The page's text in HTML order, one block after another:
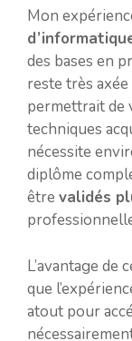
Mon
des bases en
reste très
permettrait de
techniques
nécessite
diplôme
être validés
L’avantage de
que
atout pour